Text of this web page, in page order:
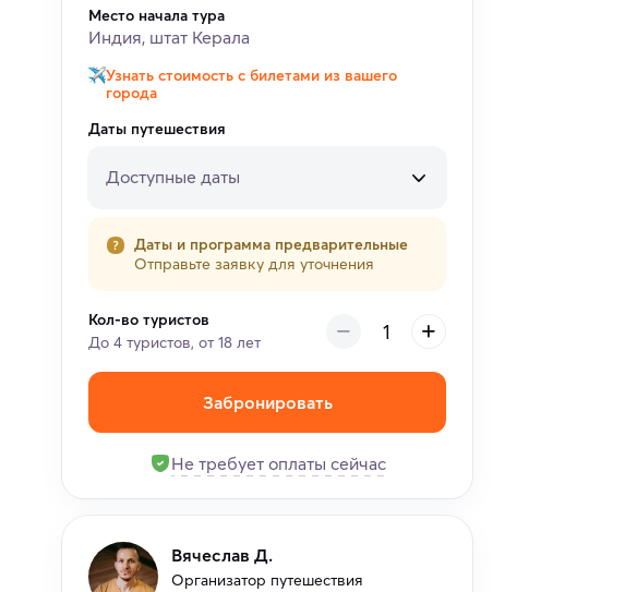
Место начала тура
Индия, штат Керала
Узнать стоимость с билетами из вашего
города
Даты путешествия
Доступные даты
Даты и программа предварительные
Отправьте заявку для уточнения
Кол-во туристов
До 4 туристов, от 18 лет
Забронировать
Не требует оплаты сейчас
Вячеслав Д.
Организатор путешествия